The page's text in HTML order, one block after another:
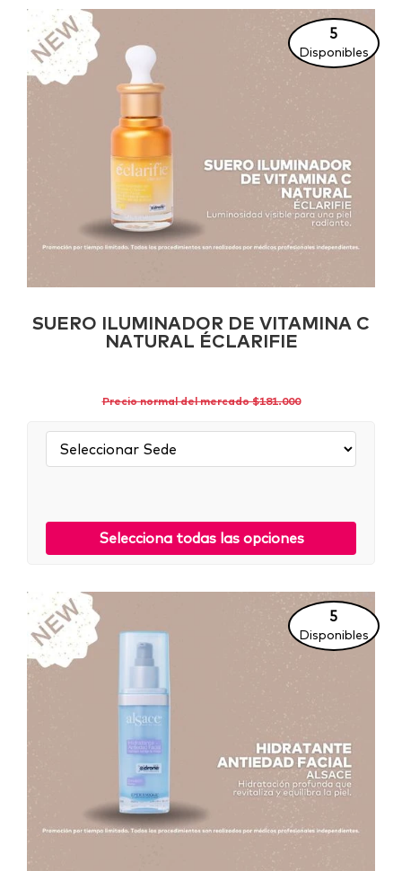
5
Disponibles
SUERO ILUMINADOR DE VITAMINA C
NATURAL ÉCLARIFIE
Precio normal del mercado $181.000
Sede:
Selecciona todas las opciones
5
Disponibles